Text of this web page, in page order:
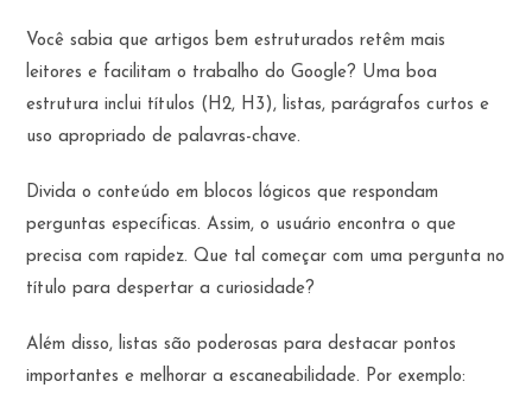
Você sabia que artigos bem estruturados retêm mais
leitores e facilitam o trabalho do Google? Uma boa
estrutura inclui títulos (H2, H3), listas, parágrafos curtos e
uso apropriado de palavras-chave.
Divida o conteúdo em blocos lógicos que respondam
perguntas específicas. Assim, o usuário encontra o que
precisa com rapidez. Que tal começar com uma pergunta no
título para despertar a curiosidade?
Além disso, listas são poderosas para destacar pontos
importantes e melhorar a escaneabilidade. Por exemplo: